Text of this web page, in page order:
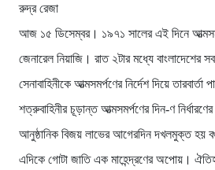
রুদ্র রেজা
আজ ১৫ ডিসেম্বর। ১৯৭১ সালের এই দিনে
জেনারেল নিয়াজি। রাত ২টার মধ্যে বাংলাদেশের
সেনাবাহিনীকে আত্মসমর্পণের নির্দেশ দিয়ে
শত্রুবাহিনীর চূড়ান্ত আত্মসমর্পণের দিন-ণ
আনুষ্ঠানিক বিজয় লাভের আগেরদিন দখলমুক্ত হয়
এদিকে গোটা জাতি এক মাহেন্দ্রণের অপোয়।